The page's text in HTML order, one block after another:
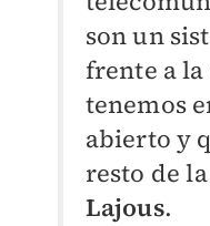
son un
frente a
tenemos
abierto y
resto de
Lajous.